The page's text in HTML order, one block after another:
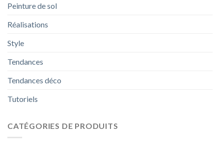
Peinture de sol
Réalisations
Style
Tendances
Tendances déco
Tutoriels
CATÉGORIES DE PRODUITS